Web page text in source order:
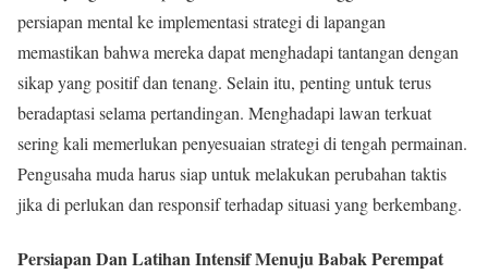
persiapan mental ke implementasi strategi di lapangan
memastikan bahwa mereka dapat menghadapi tantangan dengan
sikap yang positif dan tenang. Selain itu, penting untuk terus
beradaptasi selama pertandingan. Menghadapi lawan terkuat
sering kali memerlukan penyesuaian strategi di tengah permainan.
Pengusaha muda harus siap untuk melakukan perubahan taktis
jika di perlukan dan responsif terhadap situasi yang berkembang.
Persiapan Dan Latihan Intensif Menuju Babak Perempat